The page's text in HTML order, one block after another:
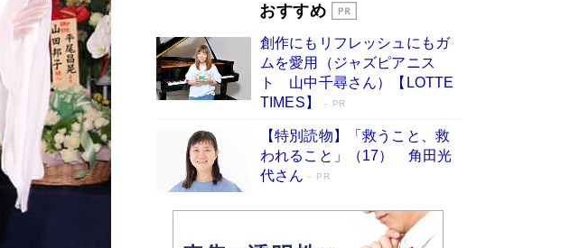
皇陛下はお元気でおられるか」がサウジ国王の第
東野圭吾、伊坂幸太郎の人気シリーズ最新作どち
らも文庫化 映画化された直木賞受賞作もランク
イン［文庫ベストセラー］
Book Bang
おすすめ
創作にもリフレッシュにもガ
ムを愛用（ジャズピアニス
ト 山中千尋さん）【LOTTE
TIMES】
PR
【特別読物】「救うこと、救
われること」（17） 角田光
代さん
PR